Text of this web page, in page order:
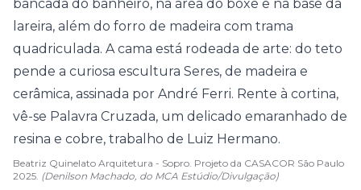
Beatriz Quinelato Arquitetura - Sopro. Projeto da CASACOR São Paulo
2025. (Denilson Machado, do MCA Estúdio/Divulgação)